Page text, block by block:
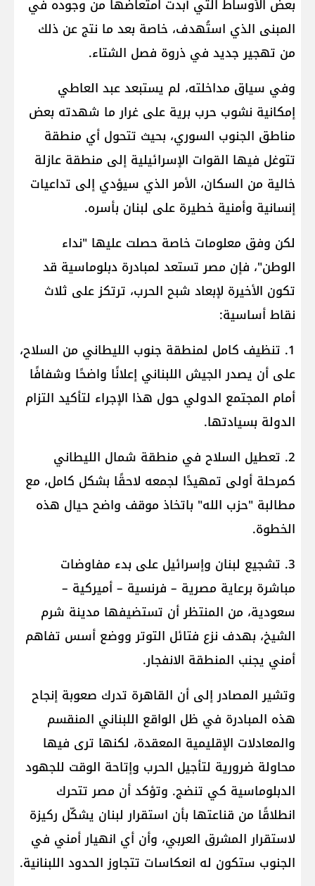
بعض الأوساط التي أبدت امتعاضها من وجوده في
المبنى الذي استُهدف، خاصة بعد ما نتج عن ذلك
من تهجير جديد في ذروة فصل الشتاء.
وفي سياق مداخلته، لم يستبعد عبد العاطي
إمكانية نشوب حرب برية على غرار ما شهدته بعض
مناطق الجنوب السوري، بحيث تتحول أي منطقة
تتوغل فيها القوات الإسرائيلية إلى منطقة عازلة
خالية من السكان، الأمر الذي سيؤدي إلى تداعيات
إنسانية وأمنية خطيرة على لبنان بأسره.
لكن وفق معلومات خاصة حصلت عليها "نداء
الوطن"، فإن مصر تستعد لمبادرة دبلوماسية قد
تكون الأخيرة لإبعاد شبح الحرب، ترتكز على ثلاث
نقاط أساسية:
1. تنظيف كامل لمنطقة جنوب الليطاني من السلاح،
على أن يصدر الجيش اللبناني إعلانًا واضحًا وشفافًا
أمام المجتمع الدولي حول هذا الإجراء لتأكيد التزام
الدولة بسيادتها.
2. تعطيل السلاح في منطقة شمال الليطاني
كمرحلة أولى تمهيدًا لجمعه لاحقًا بشكل كامل، مع
مطالبة "حزب الله" باتخاذ موقف واضح حيال هذه
الخطوة.
3. تشجيع لبنان وإسرائيل على بدء مفاوضات
مباشرة برعاية مصرية – فرنسية – أميركية –
سعودية، من المنتظر أن تستضيفها مدينة شرم
الشيخ، بهدف نزع فتائل التوتر ووضع أسس تفاهم
أمني يجنب المنطقة الانفجار.
وتشير المصادر إلى أن القاهرة تدرك صعوبة إنجاح
هذه المبادرة في ظل الواقع اللبناني المنقسم
والمعادلات الإقليمية المعقدة، لكنها ترى فيها
محاولة ضرورية لتأجيل الحرب وإتاحة الوقت للجهود
الدبلوماسية كي تنضج. وتؤكد أن مصر تتحرك
انطلاقًا من قناعتها بأن استقرار لبنان يشكّل ركيزة
لاستقرار المشرق العربي، وأن أي انهيار أمني في
الجنوب ستكون له انعكاسات تتجاوز الحدود اللبنانية.